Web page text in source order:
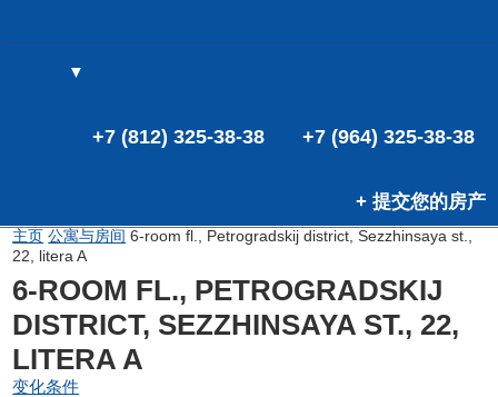
▼
+7 (964) 325-38-38
+7 (812) 325-38-38
+ 提交您的房产
主页 公寓与房间 6-room fl., Petrogradskij district, Sezzhinsaya st.,
22, litera A
6-ROOM FL., PETROGRADSKIJ
DISTRICT, SEZZHINSAYA ST., 22,
LITERA A
变化条件